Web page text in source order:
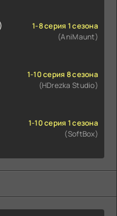
1-8 серия 1 сезона
(AniMaunt)
1-10 серия 8 сезона
(HDrezka Studio)
1-10 серия 1 сезона
(SoftBox)